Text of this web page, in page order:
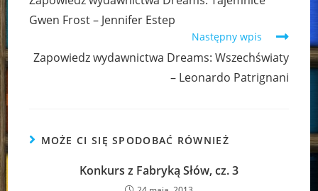
articles
Gwen Frost – Jennifer Estep
Następny wpis
Zapowiedz wydawnictwa Dreams: Wszechświaty
– Leonardo Patrignani
MOŻE CI SIĘ SPODOBAĆ RÓWNIEŻ
Konkurs z Fabryką Słów, cz. 3